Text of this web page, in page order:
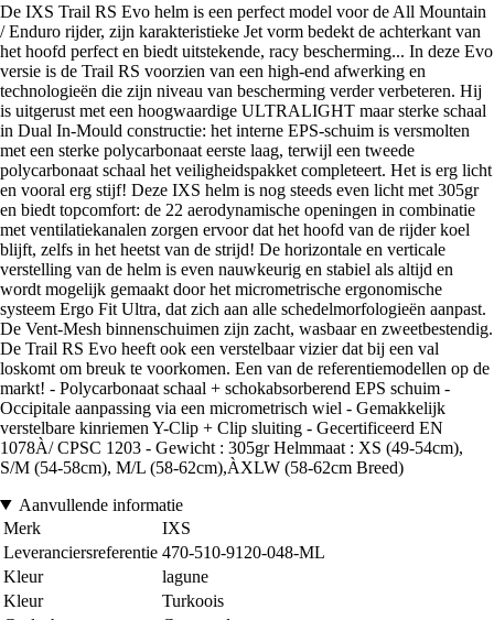
De IXS Trail RS Evo helm is een perfect model voor de All Mountain
/ Enduro rijder, zijn karakteristieke Jet vorm bedekt de achterkant van
het hoofd perfect en biedt uitstekende, racy bescherming... In deze Evo
versie is de Trail RS voorzien van een high-end afwerking en
technologieën die zijn niveau van bescherming verder verbeteren. Hij
is uitgerust met een hoogwaardige ULTRALIGHT maar sterke schaal
in Dual In-Mould constructie: het interne EPS-schuim is versmolten
met een sterke polycarbonaat eerste laag, terwijl een tweede
polycarbonaat schaal het veiligheidspakket completeert. Het is erg licht
en vooral erg stijf! Deze IXS helm is nog steeds even licht met 305gr
en biedt topcomfort: de 22 aerodynamische openingen in combinatie
met ventilatiekanalen zorgen ervoor dat het hoofd van de rijder koel
blijft, zelfs in het heetst van de strijd! De horizontale en verticale
verstelling van de helm is even nauwkeurig en stabiel als altijd en
wordt mogelijk gemaakt door het micrometrische ergonomische
systeem Ergo Fit Ultra, dat zich aan alle schedelmorfologieën aanpast.
De Vent-Mesh binnenschuimen zijn zacht, wasbaar en zweetbestendig.
De Trail RS Evo heeft ook een verstelbaar vizier dat bij een val
loskomt om breuk te voorkomen. Een van de referentiemodellen op de
markt! - Polycarbonaat schaal + schokabsorberend EPS schuim -
Occipitale aanpassing via een micrometrisch wiel - Gemakkelijk
verstelbare kinriemen Y-Clip + Clip sluiting - Gecertificeerd EN
1078À/ CPSC 1203 - Gewicht : 305gr Helmmaat : XS (49-54cm),
S/M (54-58cm), M/L (58-62cm),ÀXLW (58-62cm Breed)
Aanvullende informatie
Merk
IXS
Leveranciersreferentie 470-510-9120-048-ML
Kleur
lagune
Kleur
Turkoois